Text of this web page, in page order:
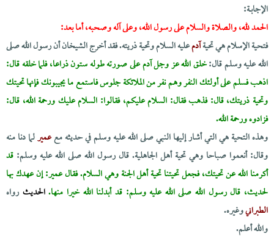
الإجابــة:
الحمد لله، والصلاة والسلام على رسول الله، وعلى آله وصحبه، أما بعد:
فتحية الإسلام هي تحيةآدمعليه السلام وتحية ذريته. فقد أخرج الشيخان أن رسول الله صلى
الله عليه وسلم قال:خلق الله عز وجل آدم على صورته طوله ستون ذراعا، فلما خلقه قال:
اذهب فسلم على أولئك النفر وهم نفر من الملائكة جلوس فاستمع ما يجيبونك فإنها تحيتك
وتحية ذريتك، قال: فذهب فقال: السلام عليكم، فقالوا: السلام عليك ورحمة الله، قال:
فزادوه ورحمة الله.
وهذه التحية هي التي أشار إليها النبي صلى الله عليه وسلم في حديثه مععميرلما دنا منه
وقال: أنعموا صباحا وهي تحية أهل الجاهلية. قال رسول الله صلى الله عليه وسلم: قد
أكرمنا الله عن تحيتك، فجعل تحيتنا تحية أهل الجنة وهي السلام. فقال عمير: إن عهدك بها
لحديث، قال رسول الله صلى الله عليه وسلم: قد أبدلنا الله خيرا منها.الحديث رواه
الطبرانيوغيره.
والله أعلم.